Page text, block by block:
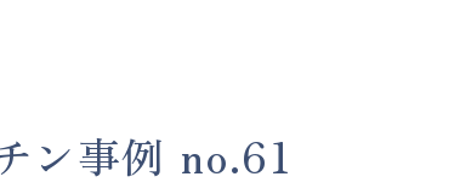
ン事例 no.61